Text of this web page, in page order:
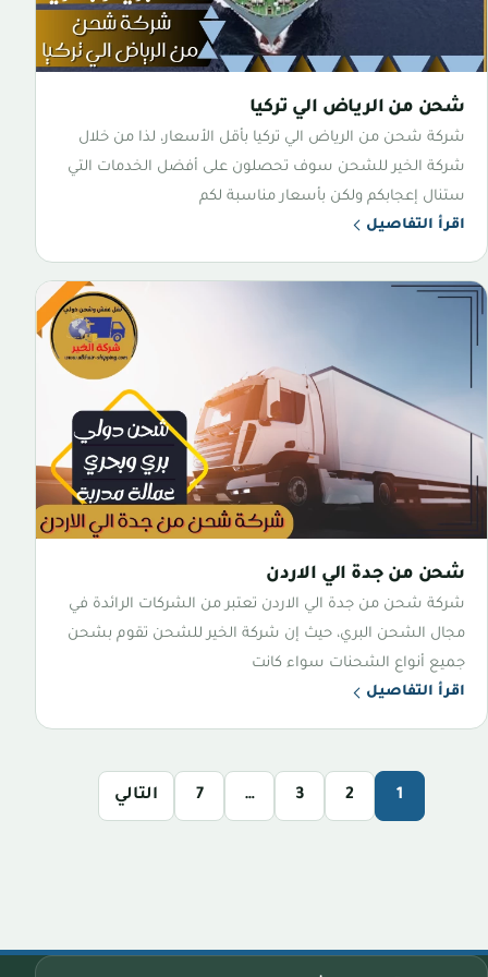
شحن من الرياض الي تركيا
شركة شحن من الرياض الي تركيا بأقل الأسعار، لذا من خلال
شركة الخير للشحن سوف تحصلون على أفضل الخدمات التي
ستنال إعجابكم ولكن بأسعار مناسبة لكم
اقرأ التفاصيل
شحن من جدة الي الاردن
شركة شحن من جدة الي الاردن تعتبر من الشركات الرائدة في
مجال الشحن البري، حيث إن شركة الخير للشحن تقوم بشحن
جميع أنواع الشحنات سواء كانت
اقرأ التفاصيل
1
2
3
…
7 التالي